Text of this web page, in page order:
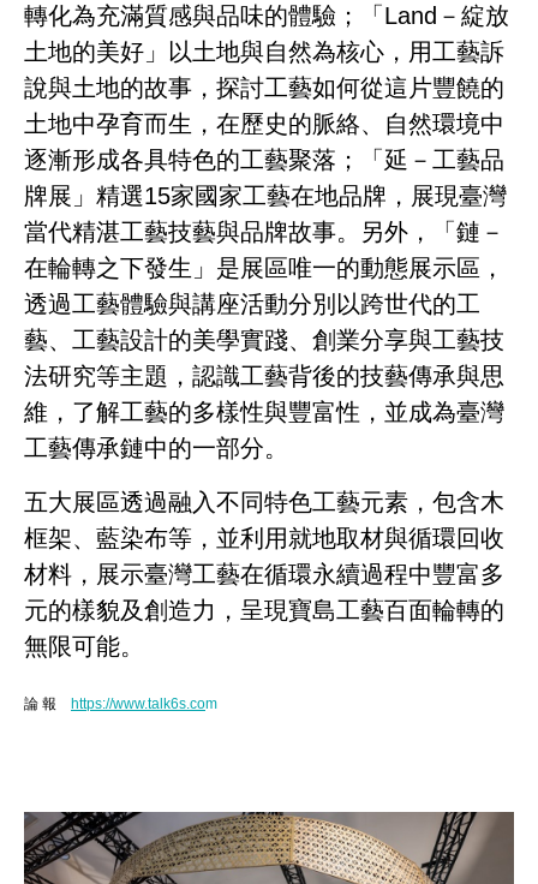
轉化為充滿質感與品味的體驗；「Land－綻放
土地的美好」以土地與自然為核心，用工藝訴
說與土地的故事，探討工藝如何從這片豐饒的
土地中孕育而生，在歷史的脈絡、自然環境中
逐漸形成各具特色的工藝聚落；「延－工藝品
牌展」精選15家國家工藝在地品牌，展現臺灣
當代精湛工藝技藝與品牌故事。另外，「鏈－
在輪轉之下發生」是展區唯一的動態展示區，
透過工藝體驗與講座活動分別以跨世代的工
藝、工藝設計的美學實踐、創業分享與工藝技
法研究等主題，認識工藝背後的技藝傳承與思
維，了解工藝的多樣性與豐富性，並成為臺灣
工藝傳承鏈中的一部分。
五大展區透過融入不同特色工藝元素，包含木
框架、藍染布等，並利用就地取材與循環回收
材料，展示臺灣工藝在循環永續過程中豐富多
元的樣貌及創造力，呈現寶島工藝百面輪轉的
無限可能。
論 報 https://www.talk6s.com